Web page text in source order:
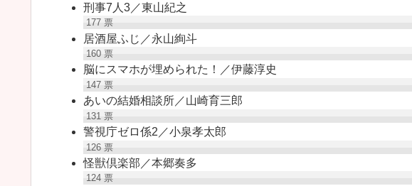
刑事7人3／東山紀之
177票
居酒屋ふじ／永山絢斗
160票
脳にスマホが埋められた！／伊藤淳史
147票
あいの結婚相談所／山崎育三郎
131票
警視庁ゼロ係2／小泉孝太郎
126票
怪獣倶楽部／本郷奏多
124票